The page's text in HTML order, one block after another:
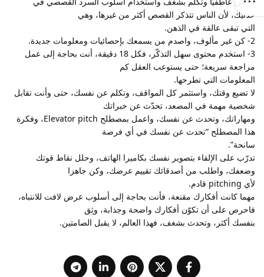
حدثيك، لأن الناس تتذكر القصص أكثر من غيرها، وهي
التي تبقى عالقة في الذهن.
2- كن غير مألوف، واصدم من يسمعك بإحصائيات ومعلومات جديدة.
3- استخدم محتوى سهل التذكّر، فكل 18 دقيقة، أنت بحاجة إلى عمل
مراجعة سريعة؛ حتى يستوعب العقل كم
المعلومات التي تطرحها.
لا تضيع وقتك، واستثمر كل المواقف، وتكلم عن نفسك، حتى وأنت تقابل
شخصية مهمة في المصعد، تحدّث عن خبراتك
ومهاراتك، وتحدث عن نفسك، واعمل بمصطلح Elevator pitch، وفكرة
هذا المصطلح “تحدث عن نفسك في أي فرصة
سانحة”.
تدرّب على الإلقاء بتصوير نفسك بكاميرا الهاتف، وحلل نقاط قوتك
وضعفك، واطلب من أصدقائك تقييم عرضك، وكن جاهزا
لأي pitching قادم.
مهما كانت أفكارك مقنعة، فأنت بحاجة إلى أسلوب عرض لافت للانتباه،
فاحرص على أن تكوّن أفكارك واضحة وجذابة، وثِق
بنفسك أكثر، وتحدث بشغف، فهذا العالم، لا يقبل الصامتين.